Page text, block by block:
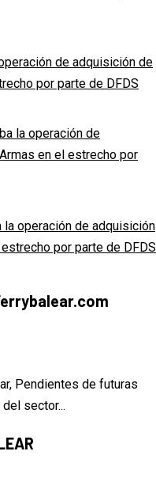
de adquisición de
por parte de DFDS
la operación de
en el estrecho por
la operación de adquisición
por parte de DFDS
Pendientes de futuras
sector...